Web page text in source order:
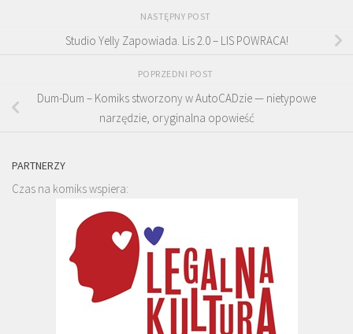
NASTĘPNY POST
Studio Yelly Zapowiada. Lis 2.0 – LIS POWRACA!
POPRZEDNI POST
Dum-Dum – Komiks stworzony w AutoCADzie — nietypowe
narzędzie, oryginalna opowieść
PARTNERZY
Czas na komiks wspiera: